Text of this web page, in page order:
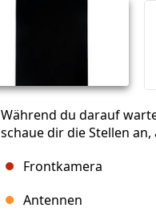
Während du darauf
schaue dir die Stellen
Frontkamera
Antennen